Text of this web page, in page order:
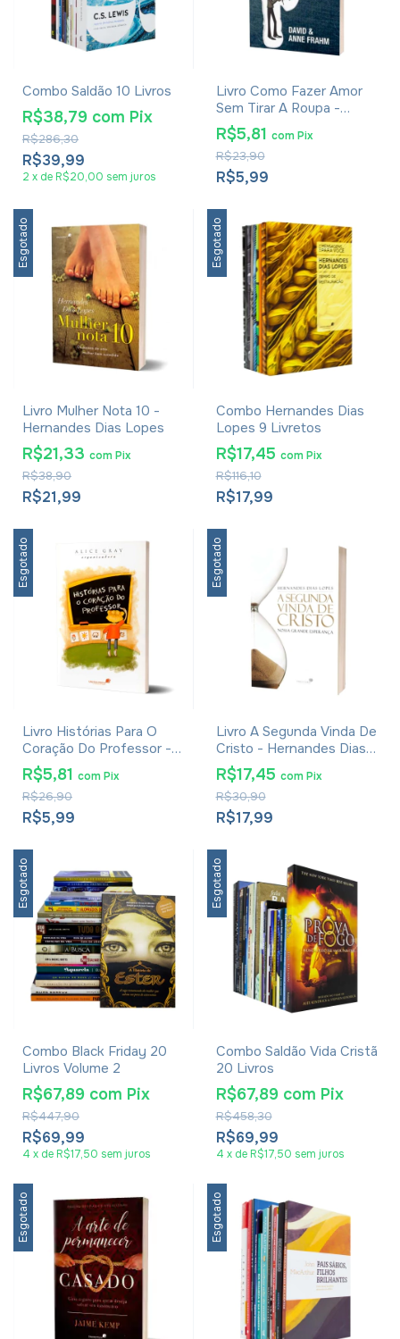
Combo Saldão 10 Livros
R$39,99
R$286,30
R$38,79 com Pix
2 x de R$20,00 sem juros
Livro Como Fazer Amor
Sem Tirar A Roupa -
David E Anne Frahm
R$5,99
R$23,90
R$5,81 com Pix
Esgotado
Livro Mulher Nota 10 -
Hernandes Dias Lopes
R$21,99
R$38,90
R$21,33 comPix
Esgotado
Combo Hernandes Dias
Lopes 9 Livretos
R$17,99
R$116,10
R$17,45 com Pix
Esgotado
Livro Histórias Para O
Coração Do Professor -
Alice Gray
R$5,99
R$26,90
R$5,81 comPix
Esgotado
Livro A Segunda Vinda De
Cristo - Hernandes Dias
Lopes
R$17,99
R$30,90
R$17,45 com Pix
Esgotado
Combo Black Friday 20
Livros Volume 2
R$69,99
R$447,90
R$67,89 com Pix
4 x de R$17,50 sem juros
Esgotado
Combo Saldão Vida Cristã
20 Livros
R$69,99
R$458,30
R$67,89 com Pix
4 x de R$17,50 sem juros
Esgotado Esgotado